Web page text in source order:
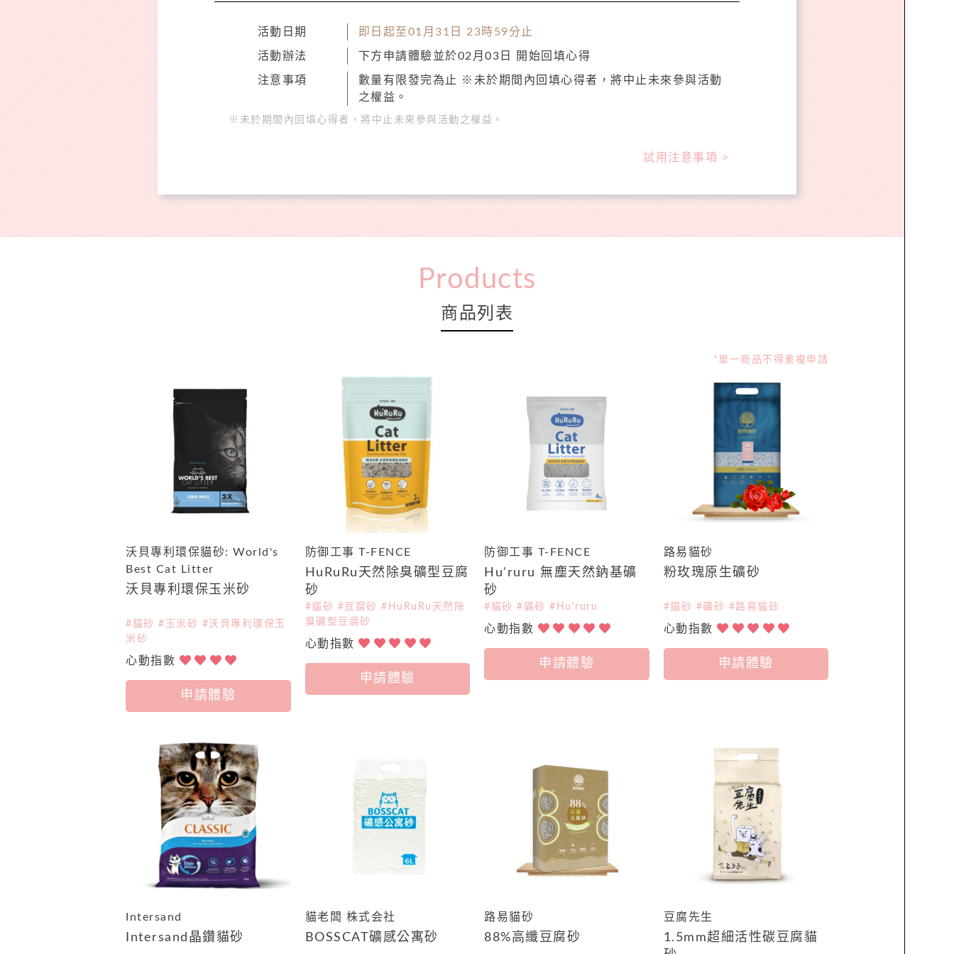
活動日期 即日起至01月31日 23時59分止
活動辦法 下方申請體驗並於02月03日 開始回填心得
注意事項
數量有限發完為止 ※未於期間內回填心得者，將中止未來參與活動
之權益。
※未於期間內回填心得者，將中止未來參與活動之權益。
試用注意事項 >
Products
商品列表
*單一商品不得重複申請
沃貝專利環保貓砂: World's
Best Cat Litter
沃貝專利環保玉米砂
#貓砂 #玉米砂 #沃貝專利環保玉
米砂
心動指數
申請體驗
防御工事 T-FENCE
HuRuRu天然除臭礦型豆腐
砂
#貓砂 #豆腐砂 #HuRuRu天然除
臭礦型豆腐砂
心動指數
申請體驗
防御工事 T-FENCE
Hu'ruru 無塵天然鈉基礦
砂
#貓砂 #礦砂 #Hu'ruru
心動指數
申請體驗
路易貓砂
粉玫瑰原生礦砂
#貓砂 #礦砂 #路易貓砂
心動指數
申請體驗
Intersand
Intersand晶鑽貓砂
貓老闆 株式会社
BOSSCAT礦感公寓砂
路易貓砂
88%高纖豆腐砂
豆腐先生
1.5mm超細活性碳豆腐貓